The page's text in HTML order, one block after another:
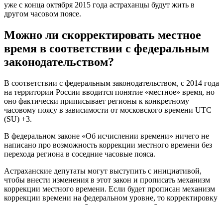
уже с конца октября 2015 года астраханцы будут жить в
другом часовом поясе.
Можно ли скорректировать местное
время в соответствии с федеральным
законодательством?
В соответствии с федеральным законодательством, с 2014 года
на территории России вводится понятие «местное» время, но
оно фактически приписывает регионы к конкретному
часовому поясу в зависимости от московского времени UTC
(SU) +3.
В федеральном законе «Об исчислении времени» ничего не
написано про возможность коррекции местного времени без
перехода региона в соседние часовые пояса.
Астраханские депутаты могут выступить с инициативой,
чтобы внести изменения в этот закон и прописать механизм
коррекции местного времени. Если будет прописан механизм
коррекции времени на федеральном уровне, то корректировку